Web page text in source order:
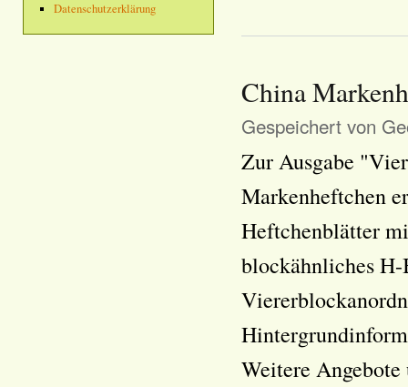
Datenschutzerklärung
China
Gespeichert von
Zur Ausgabe
Markenheftchen
Heftchenblätter
blockähnliches
Weitere